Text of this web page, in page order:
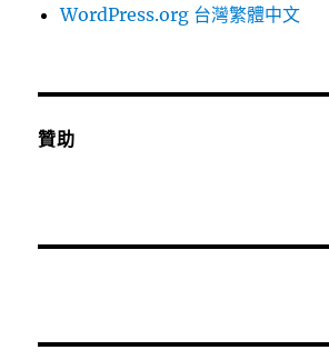
WordPress.org 台灣繁體中文
贊助